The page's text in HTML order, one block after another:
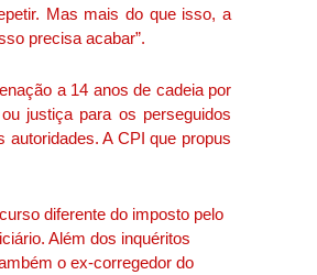
Mas mais do que isso, a
precisa acabar”.
a 14 anos de cadeia por
justiça para os perseguidos
A CPI que propus
diferente do imposto pelo
Além dos inquéritos
o ex-corregedor do